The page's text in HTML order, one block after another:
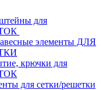
для
элементы ДЛЯ
крючки для
для сетки/решетки